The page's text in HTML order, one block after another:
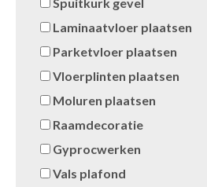
Laminaatvloer plaatsen
Parketvloer plaatsen
Vloerplinten plaatsen
Moluren plaatsen
Raamdecoratie
Gyprocwerken
Vals plafond